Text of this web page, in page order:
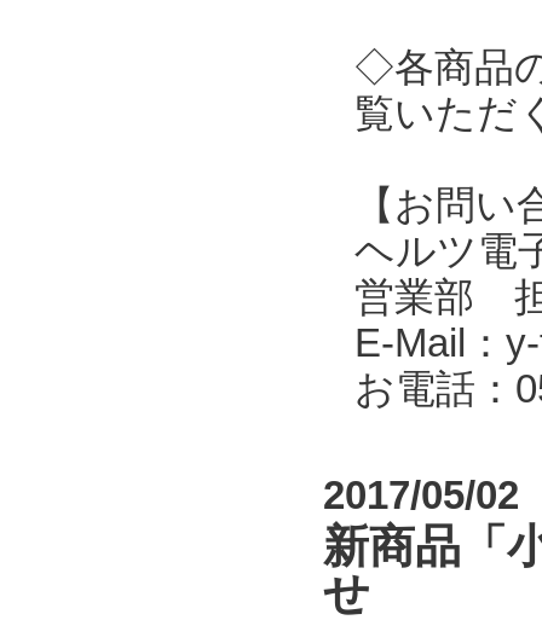
◇各商品
覧いただ
【お問い
ヘルツ電
営業部
E-Mail：
お電話：
2017/05/02
新商品「
せ